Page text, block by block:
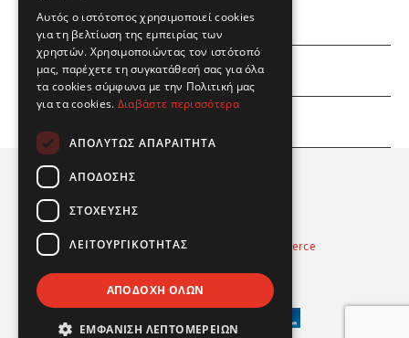
ΕΜΕΙΣ
ΕΣΕΙΣ
Powered byRadicode
nopCommerce
Αυτός ο ιστότοπος χρησιμοποιεί cookies
για τη βελτίωση της εμπειρίας των
χρηστών. Χρησιμοποιώντας τον ιστότοπό
μας, παρέχετε τη συγκατάθεσή σας για όλα
τα cookies σύμφωνα με την Πολιτική μας
για τα cookies. Διαβάστε περισσότερα
ΑΠΟΛΎΤΩΣ ΑΠΑΡΑΊΤΗΤΑ
ΑΠΌΔΟΣΗΣ
ΣΤΌΧΕΥΣΗΣ
ΛΕΙΤΟΥΡΓΙΚΌΤΗΤΑΣ
ΑΠΟΔΟΧΉ ΌΛΩΝ
ΕΜΦΆΝΙΣΗ ΛΕΠΤΟΜΕΡΕΙΏΝ